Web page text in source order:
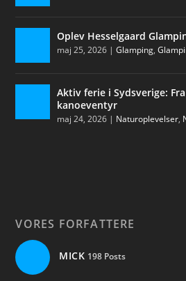
Oplev Hesselgaard
maj 25, 2026 |Glamping,
Aktiv ferie i Sydsverige:
kanoeventyr
maj 24, 2026 | Naturoplevelser,
VORES FORFATTERE
MICK 198 Posts